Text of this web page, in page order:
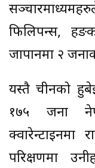
फिलिपन्स,
जापानमा २
यस्तै चीनको हुबेई
१७५ जना
क्वारेन्टाइनमा
परिक्षणमा